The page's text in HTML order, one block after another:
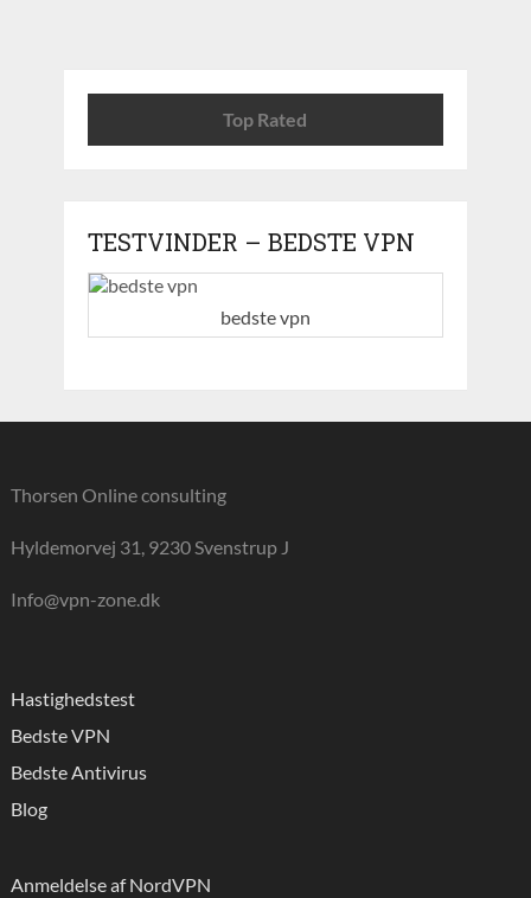
Top Rated
TESTVINDER – BEDSTE VPN
bedste vpn
Thorsen Online consulting
Hyldemorvej 31, 9230 Svenstrup J
Info@vpn-zone.dk
Hastighedstest
Bedste VPN
Bedste Antivirus
Blog
Anmeldelse af NordVPN